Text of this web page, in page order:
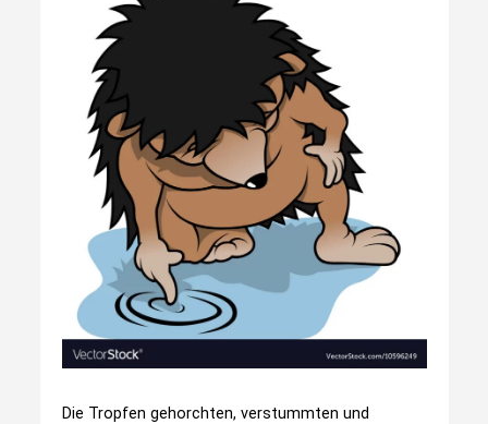
Die Tropfen gehorchten, verstummten und